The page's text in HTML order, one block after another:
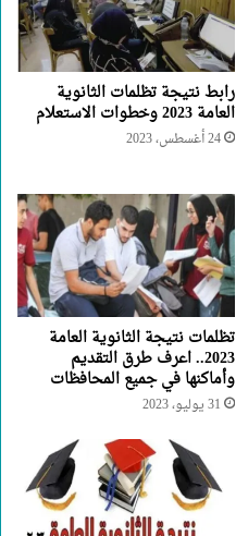
رابط نتيجة تظلمات الثانوية
العامة 2023 وخطوات الاستعلام
24 أغسطس، 2023
تظلمات نتيجة الثانوية العامة
2023.. اعرف طرق التقديم
وأماكنها في جميع المحافظات
31 يوليو، 2023